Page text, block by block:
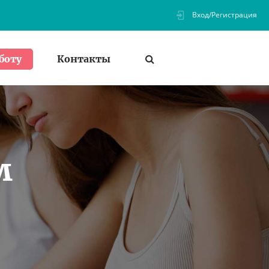
Вход/Регистрация
Контакты